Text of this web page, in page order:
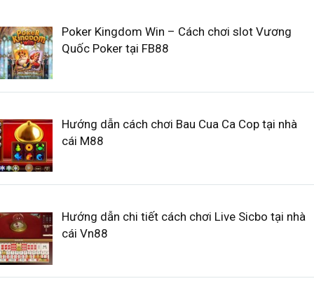
Poker Kingdom Win – Cách chơi slot Vương
Quốc Poker tại FB88
Hướng dẫn cách chơi Bau Cua Ca Cop tại nhà
cái M88
Hướng dẫn chi tiết cách chơi Live Sicbo tại nhà
cái Vn88